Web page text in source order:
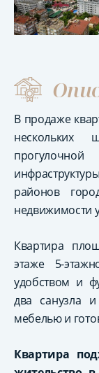
В продаже
нескольких
районов
недвижимости
Квартира
этаже 5-
удобством и
два санузла
мебелью и
Квартира